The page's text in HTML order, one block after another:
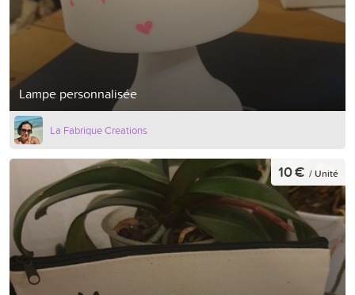
Lampe personnalisée
La Fabrique Creations
10 € / Unité